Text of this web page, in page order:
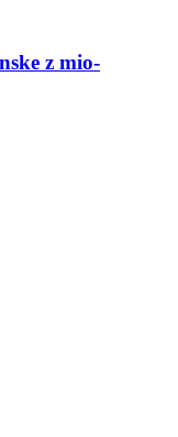
z mio-​